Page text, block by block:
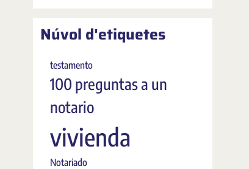
Núvol d'etiquetes
testamento
100 preguntas a un
notario
vivienda
Notariado